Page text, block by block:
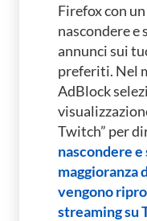
Firefox con
nascondere
annunci sui
preferiti. Nel
AdBlock
Twitch” per
nascondere
maggioranza
vengono
streaming su